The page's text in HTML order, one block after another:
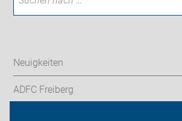
Neuigkeiten
ADFC Freiberg